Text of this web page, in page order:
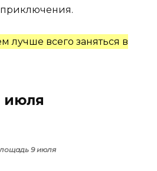
лучше всего заняться в
июля
9 июля